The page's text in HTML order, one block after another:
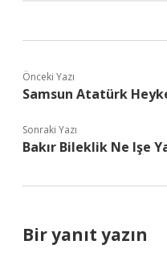
Önceki Yazı
Samsun Atatürk
Sonraki Yazı
Bakır Bileklik Ne Işe
Bir yanıt yazın